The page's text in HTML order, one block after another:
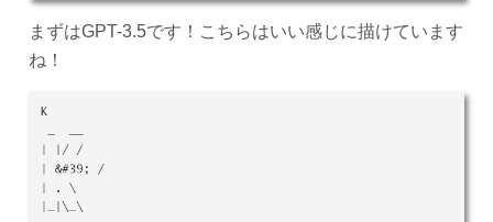
まずはGPT-3.5です！こちらはいい感じに描けています
ね！